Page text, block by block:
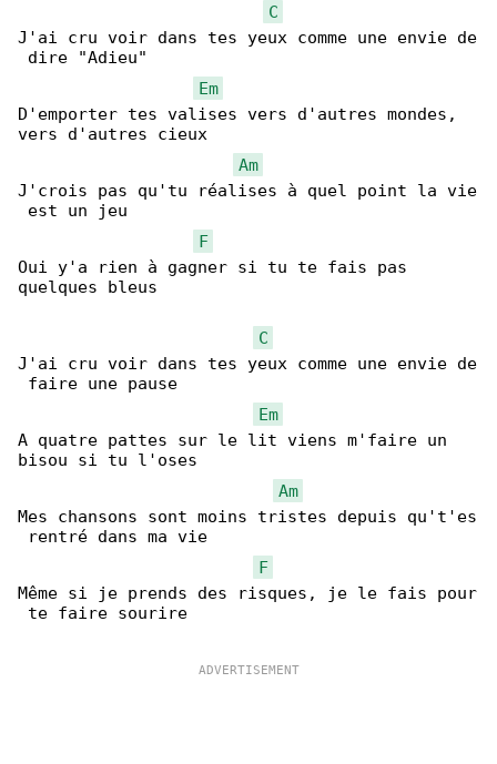
C
J'ai cru voir dans tes yeux comme une envie de
dire "Adieu"
Em
D'emporter tes valises vers d'autres mondes,
vers d'autres cieux
Am
J'crois pas qu'tu réalises à quel point la vie
est un jeu
F
Oui y'a rien à gagner si tu te fais pas
quelques bleus
C
J'ai cru voir dans tes yeux comme une envie de
faire une pause
Em
A quatre pattes sur le lit viens m'faire un
bisou si tu l'oses
Am
Mes chansons sont moins tristes depuis qu't'es
rentré dans ma vie
F
Même si je prends des risques, je le fais pour
te faire sourire